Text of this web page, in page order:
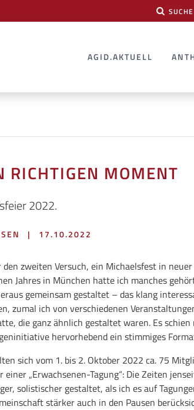
SUCHE
AGID.AKTUELL
RICHTIGEN MOMENT
2022.
| 17.10.2022
den zweiten Versuch, ein Michaelsfest in
Jahres in München hatte ich manches
gemeinsam gestaltet – das klang
zumal ich von verschiedenen
die ganz ähnlich gestaltet waren. Es
hervorhebend ein stimmiges
sich vom 1. bis 2. Oktober 2022 ca. 75
„Erwachsenen-Tagung“: Die Zeiten
solistischer gestaltet, als ich es auf
stärker auch in den Pausen